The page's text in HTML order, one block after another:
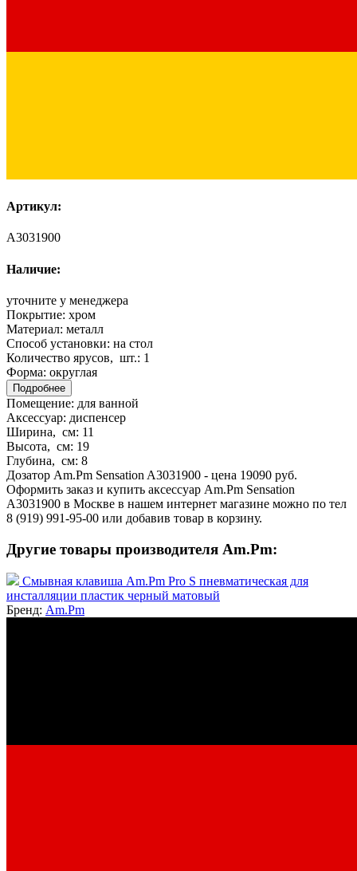
Артикул:
A3031900
Наличие:
уточните у менеджера
Покрытие: хром
Материал: металл
Способ установки: на стол
Количество ярусов, шт.: 1
Форма: округлая
Подробнее
Помещение: для ванной
Аксессуар: диспенсер
Ширина, см: 11
Высота, см: 19
Глубина, см: 8
Дозатор Am.Pm Sensation A3031900 - цена 19090 руб.
Оформить заказ и купить аксессуар Am.Pm Sensation
A3031900 в Москве в нашем интернет магазине можно по тел
8 (919) 991-95-00 или добавив товар в корзину.
Другие товары производителя Am.Pm:
Смывная клавиша Am.Pm Pro S пневматическая для
инсталляции пластик черный матовый
Бренд: Am.Pm